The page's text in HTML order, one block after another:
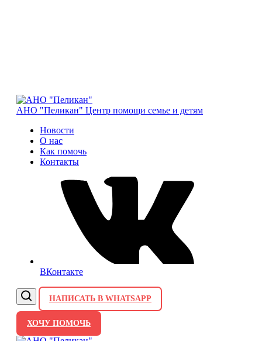
АНО "Пеликан" Центр помощи семье и детям
Новости
О нас
Как помочь
Контакты
ВКонтакте
НАПИСАТЬ В WHATSAPP
ХОЧУ ПОМОЧЬ